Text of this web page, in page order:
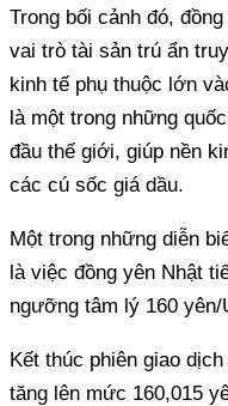
Trong bối cảnh đó,
vai trò tài sản trú ẩn
kinh tế phụ thuộc lớn
là một trong những
đầu thế giới, giúp nền
các cú sốc giá dầu.
Một trong những diễn
là việc đồng yên Nhật
ngưỡng tâm lý 160 yên/
Kết thúc phiên giao
tăng lên mức 160,015